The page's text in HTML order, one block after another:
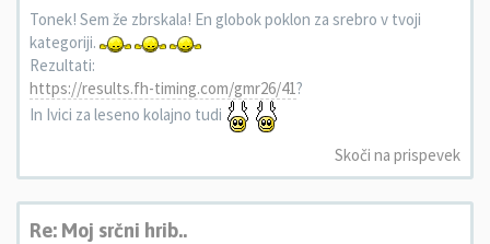
Tonek! Sem že zbrskala! En globok poklon za srebro v tvoji
kategoriji.
Rezultati:
https://results.fh-timing.com/gmr26/41?
In Ivici za leseno kolajno tudi
Skoči na prispevek
Re: Moj srčni hrib..